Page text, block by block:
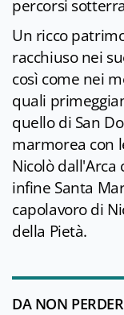
percorsi
Un ricco
racchiuso nei
così come nei
quali
quello di San
marmorea con
Nicolò dall'Arca
infine Santa
capolavoro di
della Pietà.
DA NON